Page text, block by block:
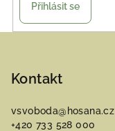
Přihlásit se
Kontakt
vsvoboda@ hosana.cz
+420 733 528 000